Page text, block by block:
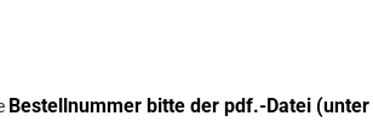
Bestellnummer bitte der pdf.-Datei (unter